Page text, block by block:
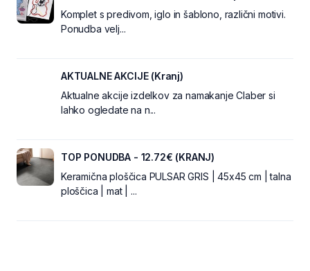
Komplet s predivom, iglo in šablono, različni motivi.
Ponudba velj...
AKTUALNE AKCIJE (Kranj)
Aktualne akcije izdelkov za namakanje Claber si
lahko ogledate na n...
TOP PONUDBA - 12.72€ (KRANJ)
Keramična ploščica PULSAR GRIS | 45x45 cm | talna
ploščica | mat | ...